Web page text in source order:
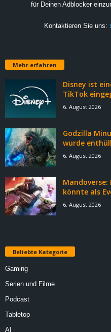
für Deinen Adblocker
Kontaktieren Sie uns:
Mehr erfahren
Disney ist
TikTok
6. August 2026
Godzilla
wurde
6. August 2026
Mandoverse:
könnte als
6. August 2026
Beliebte Kategorie
Gaming
Serien und Filme
Podcast
Tabletop
AI